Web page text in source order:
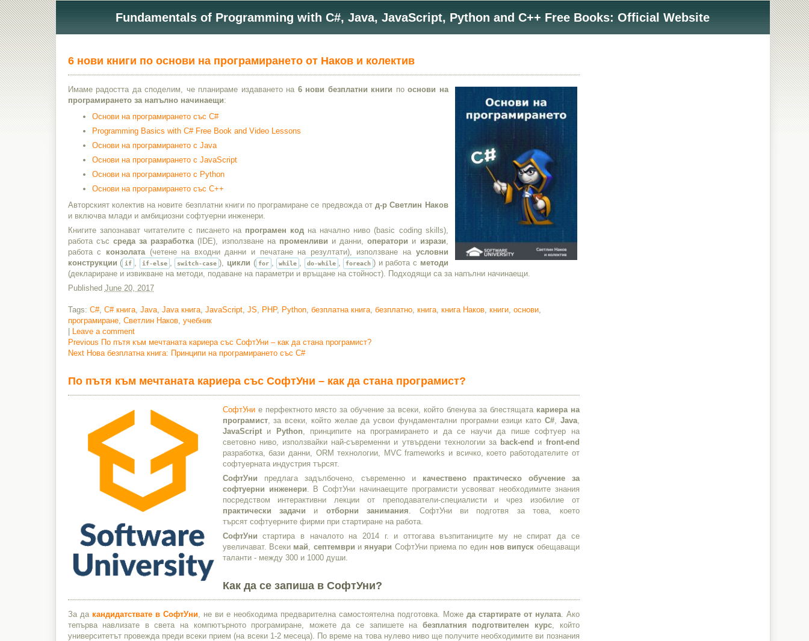
Fundamentals of Programming with C#, Java, JavaScript, Python and C++ Free Books: Official Website
6 нови книги по основи на програмирането от Наков и колектив
Имаме радостта да споделим, че планираме издаването на 6 нови безплатни книги пооснови на
програмирането за напълно начинаещи:
Основи на програмирането със C#
Programming Basics with C# Free Book and Video Lessons
Основи на програмирането с Java
Основи на програмирането с JavaScript
Основи на програмирането с Python
Основи на програмирането със C++
Авторският колектив на новите безплатни книги по програмиране се предвожда отд-р Светлин Наков
и включва млади и амбициозни софтуерни инженери.
Книгите запознават читателите с писането на програмен код на начално ниво (basic coding skills),
работа със среда за разработка (IDE), използване на променливи и данни,оператори и изрази
работа с конзолата(четене на входни данни и печатане на резултати), използване на условни
конструкции ( if if-else switch-case ), цикли ( for while do-while foreach ) и работа с методи
(деклариране и извикване на методи, подаване на параметри и връщане на стойност). Подходящи са за напълни начинаещи.
Published June 20, 2017
Tags: C#, C# книга, Java, Java книга, JavaScript, JS PHP, Python, безплатна книга, безплатно, книга, книга Наков, книги, основи,
програмиране, Светлин Наков, учебник
| Leave a comment
Post
Previous Previous
post:
По пътя към мечтаната кариера със СофтУни – как да стана програмист?
Next Next
Нова безплатна книга: Принципи на програмирането със C#
По пътя към мечтаната кариера със СофтУни – как да стана програмист?
СофтУние перфектното място за обучение за всеки, който бленува за блестящата кариера на
програмист, за всеки, който желае да усвои фундаментални програмни езици като C#, Java,
JavaScriptи Python , принципите на програмирането и да се научи да пише софтуер на
световно ниво, използвайки най-съвременни и утвърдени технологии за back-end и front-end
разработка, бази данни, ORM технологии, MVC frameworks и всичко, което работодателите от
софтуерната индустрия търсят.
СофтУни предлага задълбочено, съвременно и качествено практическо обучение за
софтуерни инженери . В СофтУни начинаещите програмисти усвояват необходимите знания
посредством интерактивни лекции от преподаватели-специалисти и чрез изобилие от
практически задачи и отборни занимания . СофтУни ви подготвя за това, което
търсят софтуерните фирми при стартиране на работа.
СофтУни стартира в началото на 2014 г. и оттогава възпитаниците му не спират да се
увеличават. Всеки май септември иянуари СофтУни приема по един нов випуск обещаващи
таланти - между 300 и 1000 души.
Как да се запиша в СофтУни?
За да кандидатствате в СофтУни, не ви е необходима предварителна самостоятелна подготовка. Може да стартирате от нулата. Ако
тепърва навлизате в света на компютърното програмиране, можете да се запишете на безплатния подготвителен курс , който
университетът провежда преди всеки прием (на всеки 1-2 месеца). По време на това нулево ниво ще получите необходимите ви познания